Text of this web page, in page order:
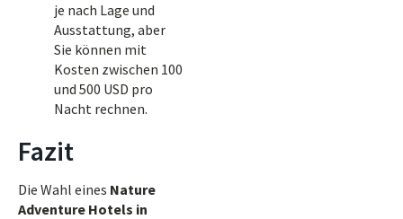
je nach Lage und
Ausstattung, aber
Sie können mit
Kosten zwischen 100
und 500 USD pro
Nacht rechnen.
Fazit
Die Wahl eines Nature
Adventure Hotels in